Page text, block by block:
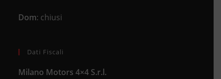
Dom: chiusi
Dati Fiscali
Milano Motors 4×4 S.r.l.